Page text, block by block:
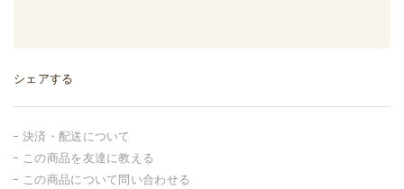
シェアする
決済・配送について
この商品を友達に教える
この商品について問い合わせる